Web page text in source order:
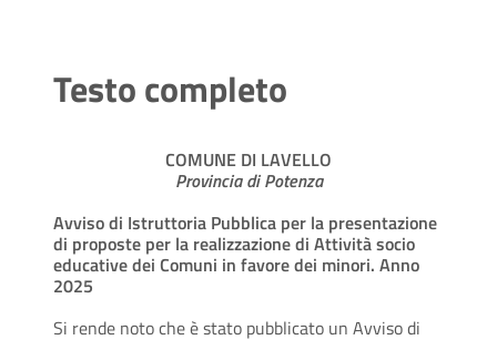
Testo completo
COMUNE DI LAVELLO
Provincia di Potenza
Avviso di Istruttoria Pubblica per la presentazione
di proposte per la realizzazione di Attività socio
educative dei Comuni in favore dei minori. Anno
2025
Si rende noto che è stato pubblicato un Avviso di